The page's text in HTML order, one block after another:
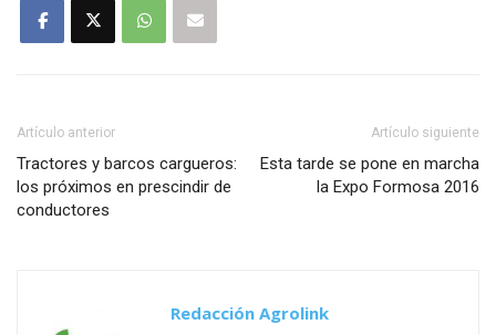
Artículo anterior
Tractores y barcos cargueros:
los próximos en prescindir de
conductores
Artículo siguiente
Esta tarde se pone en marcha
la Expo Formosa 2016
Redacción Agrolink